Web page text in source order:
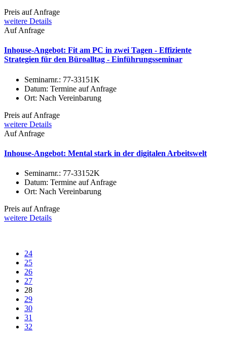
Preis auf Anfrage
weitere Details
Auf Anfrage
Inhouse-Angebot: Fit am PC in zwei Tagen - Effiziente
Strategien für den Büroalltag - Einführungsseminar
Seminarnr.: 77-33151K
Datum: Termine auf Anfrage
Ort: Nach Vereinbarung
Preis auf Anfrage
weitere Details
Auf Anfrage
Inhouse-Angebot: Mental stark in der digitalen Arbeitswelt
Seminarnr.: 77-33152K
Datum: Termine auf Anfrage
Ort: Nach Vereinbarung
Preis auf Anfrage
weitere Details
24
25
26
27
28
29
30
31
32